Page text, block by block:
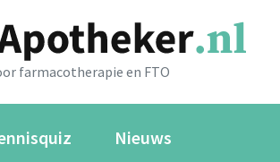
farmacotherapie en FTO
Nieuws